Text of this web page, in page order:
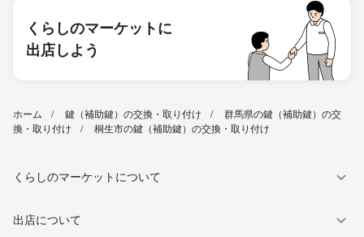
くらしのマーケットに
出店しよう
ホーム 鍵（補助鍵）の交換・取り付け
群馬県の鍵（補助鍵）の交
換・取り付け
桐生市の鍵（補助鍵）の交換・取り付け
くらしのマーケットについて
出店について